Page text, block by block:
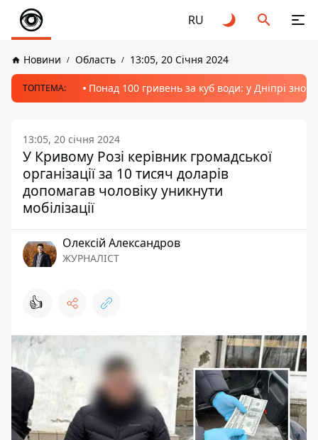
RU
Новини Область 13:05, 20 Січня 2024
ТОПТЕМА: Понад 100 гривень за куб води: у Дніпрі
13:05, 20 січня 2024
У Кривому Розі керівник громадської
організації за 10 тисяч доларів
допомагав чоловіку уникнути
мобілізації
Олексій Александров
ЖУРНАЛІСТ
👍